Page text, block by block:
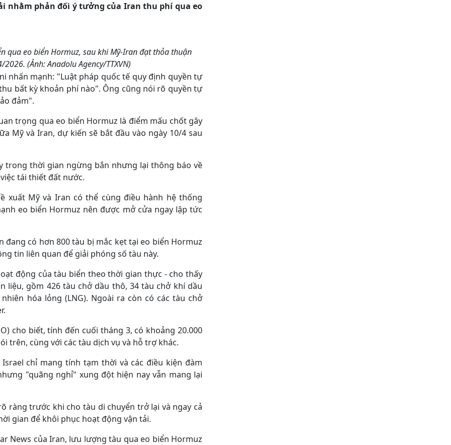
nhằm phản đối ý tưởng của Iran thu phí qua eo
qua eo biển Hormuz, sau khi Mỹ-Iran đạt thỏa thuận
(Ảnh: Anadolu Agency/TTXVN)
nhấn mạnh: "Luật pháp quốc tế quy định quyền tự
bất kỳ khoản phí nào". Ông cũng nói rõ quyền tự
đảm".
trọng qua eo biển Hormuz là điểm mấu chốt gây
Mỹ và Iran, dự kiến sẽ bắt đầu vào ngày 10/4 sau
trong thời gian ngừng bắn nhưng lại thông báo về
tái thiết đất nước.
xuất Mỹ và Iran có thể cùng điều hành hệ thống
eo biển Hormuz nên được mở cửa ngay lập tức
đang có hơn 800 tàu bị mắc kẹt tại eo biển Hormuz
tin liên quan để giải phóng số tàu này.
động của tàu biển theo thời gian thực - cho thấy
liệu, gồm 426 tàu chở dầu thô, 34 tàu chở khí dầu
hóa lỏng (LNG). Ngoài ra còn có các tàu chở
cho biết, tính đến cuối tháng 3, có khoảng 20.000
trên, cùng với các tàu dịch vụ và hỗ trợ khác.
chỉ mang tính tạm thời và các điều kiện đàm
"quãng nghỉ" xung đột hiện nay vẫn mang lại
ràng trước khi cho tàu di chuyển trở lại và ngay cả
gian để khôi phục hoạt động vận tải.
News của Iran, lưu lượng tàu qua eo biển Hormuz